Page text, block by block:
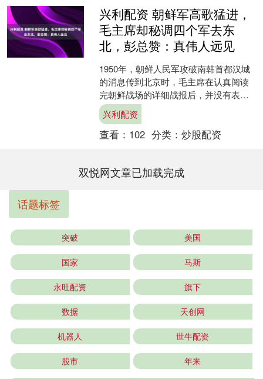
兴利配资 朝鲜军高歌猛进，
毛主席却秘调四个军去东
北，彭总赞：真伟人远见
1950年，朝鲜人民军攻破南韩首都汉城
的消息传到北京时，毛主席在认真阅读
完朝鲜战场的详细战报后，并没有表现
出明显的情绪波动。他站在办公室中那
幅标注着东北亚局势的....
兴利配资
查看： 102 分类： 炒股配资
双悦网文章已加载完成
话题标签
突破 美国
国家 马斯
永旺配资 旗下
数据 天创网
机器人 世牛配资
股市 年来